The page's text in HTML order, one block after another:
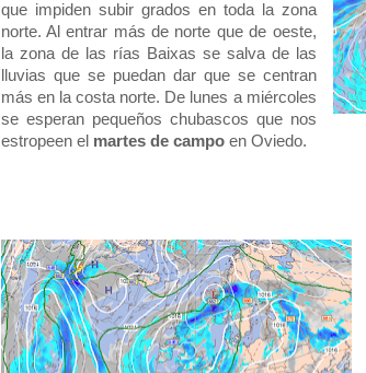
que impiden subir grados en toda la zona
norte. Al entrar más de norte que de oeste,
la zona de las rías Baixas se salva de las
lluvias que se puedan dar que se centran
más en la costa norte. De lunes a miércoles
se esperan pequeños chubascos que nos
estropeen el martes de campo en Oviedo.